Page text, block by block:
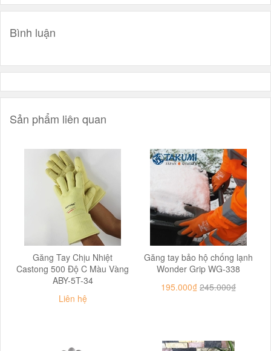
Bình luận
Sản phẩm liên quan
Găng Tay Chịu Nhiệt
Castong 500 Độ C Màu Vàng
ABY-5T-34
Liên hệ
Găng tay bảo hộ chống lạnh
Wonder Grip WG-338
195.000₫ 245.000₫